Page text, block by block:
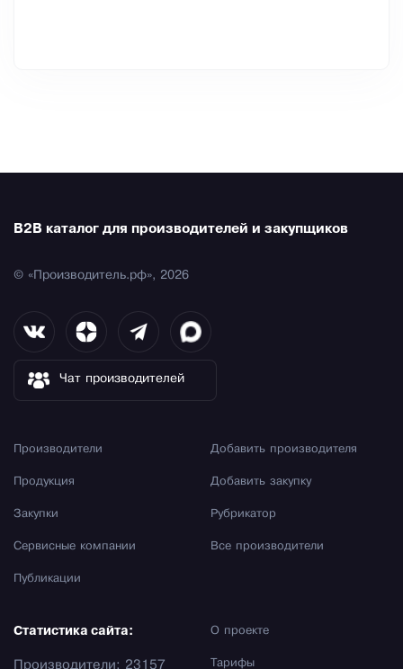
B2B каталог для производителей и закупщиков
© «Производитель.рф», 2026
Чат производителей
Производители
Продукция
Закупки
Сервисные компании
Публикации
Добавить производителя
Добавить закупку
Рубрикатор
Все производители
О проекте
Тарифы
Статистика сайта:
Производители: 23157